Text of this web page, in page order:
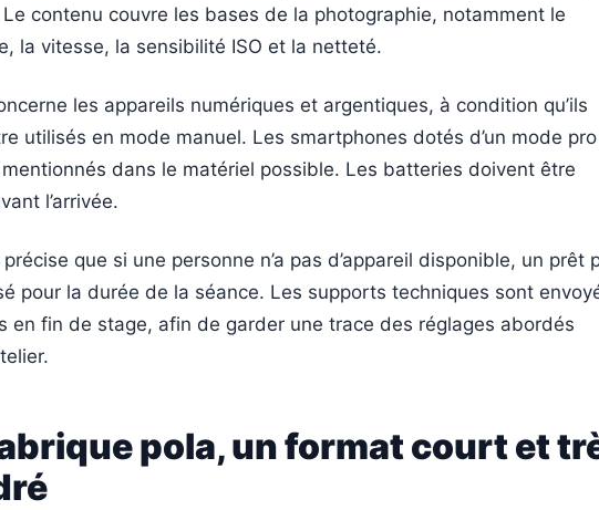
contenu couvre les bases de la photographie, notamment le
la vitesse, la sensibilité ISO et la netteté.
les appareils numériques et argentiques, à condition qu’ils
utilisés en mode manuel. Les smartphones dotés d’un mode
dans le matériel possible. Les batteries doivent être
l’arrivée.
que si une personne n’a pas d’appareil disponible, un prêt
pour la durée de la séance. Les supports techniques sont
en fin de stage, afin de garder une trace des réglages abordés
pola, un format court et